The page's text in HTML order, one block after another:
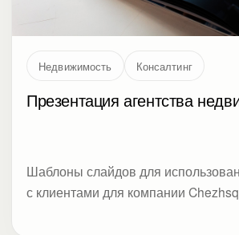
Недвижимость Консалтинг
Презентация агентства
Шаблоны слайдов для
с клиентами для компании